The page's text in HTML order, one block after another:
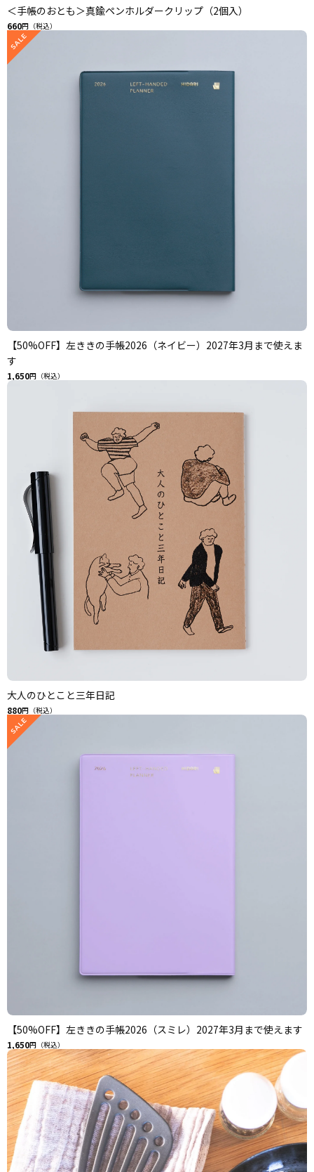
＜手帳のおとも＞真鍮ペンホルダークリップ（2個入）
660円（税込）
【50%OFF】左ききの手帳2026（ネイビー）2027年3月まで使えま
す
1,650円（税込）
大人のひとこと三年日記
880円（税込）
【50%OFF】左ききの手帳2026（スミレ）2027年3月まで使えます
1,650円（税込）